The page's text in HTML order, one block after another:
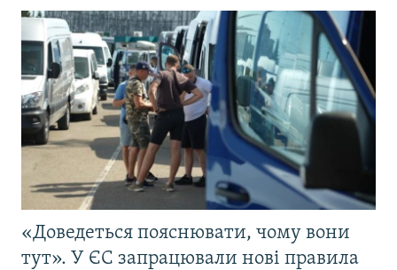
«Доведеться пояснювати, чому вони
тут». У ЄС запрацювали нові правила